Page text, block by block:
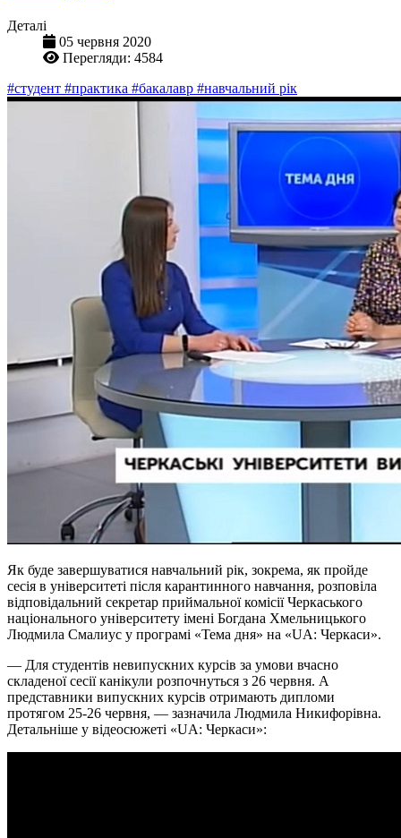
Деталі
05 червня 2020
Перегляди: 4584
#студент #практика #бакалавр #навчальний рік
Як буде завершуватися навчальний рік, зокрема, як пройде
сесія в університеті після карантинного навчання, розповіла
відповідальний секретар приймальної комісії Черкаського
національного університету імені Богдана Хмельницького
Людмила Смалиус у програмі «Тема дня» на «UA: Черкаси».
— Для студентів невипускних курсів за умови вчасно
складеної сесії канікули розпочнуться з 26 червня. А
представники випускних курсів отримають дипломи
протягом 25-26 червня, — зазначила Людмила Никифорівна.
Детальніше у відеосюжеті «UA: Черкаси»: